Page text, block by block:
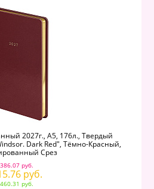
2027г., А5, 176л., Твердый
Dark Red", Тёмно-Красный,
Срез
386.07 руб.
руб.
460.31 руб.